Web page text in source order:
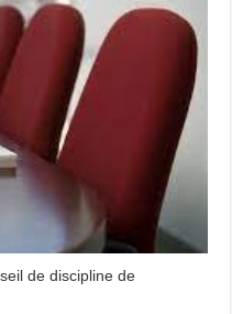
de discipline de